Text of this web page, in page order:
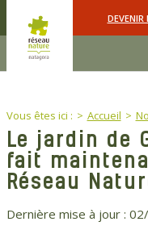
DEVENIR
You are here:
Vous êtes ici : Accueil
Le jardin de
fait
Réseau
Dernière mise à jour :